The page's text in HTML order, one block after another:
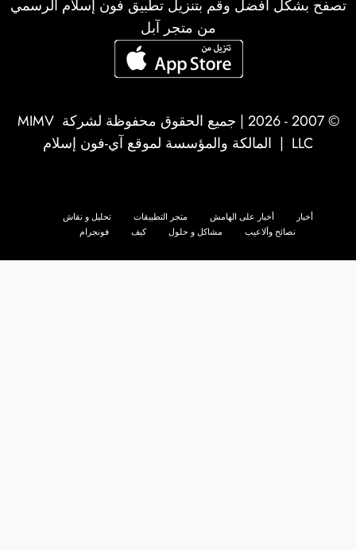
تصفح بشكل أفضل وقم بتنزيل تطبيق فون إسلام الرسمي
من متجر آبل
© 2007 - 2026 | جميع الحقوق محفوظة لشركة
MIMV
LLC | المالكة والمؤسسة لموقع آي-فون إسلام
أخبار أخبار على الهامش متجر التطبيقات
تحليل و نقاش
نصائح وألاعيب
مشاكل و حلول كيف فونجرام